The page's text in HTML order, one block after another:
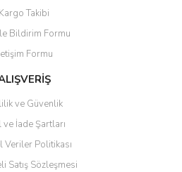
veya görüntülenemiyor.
bilgiler bulunuyor.
bulunuyor.
daha pahalı.
Kargo Takibi
Bildirim Formu
Formu
ve Güvenlik
ve İade Şartları
Veriler Politikası
Satış Sözleşmesi